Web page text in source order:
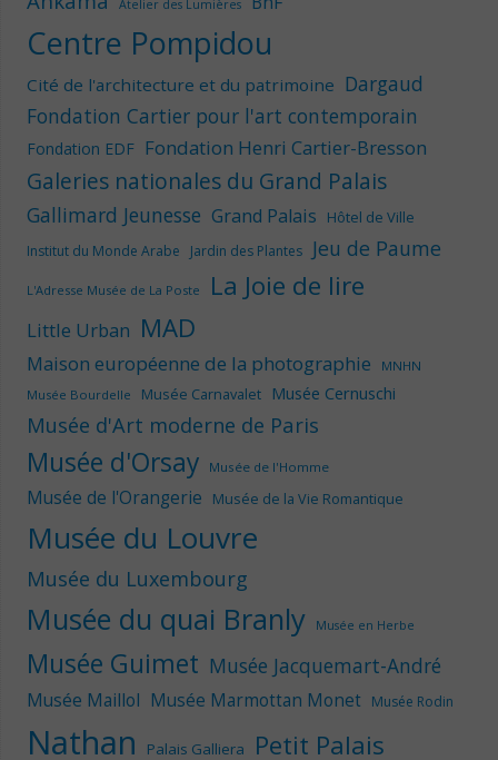
Atelier des Lumières
Centre Pompidou
Cité de l'architecture et du patrimoine Dargaud
Fondation Cartier pour l'art contemporain
Fondation EDF Fondation Henri Cartier-Bresson
Galeries nationales du Grand Palais
Gallimard Jeunesse Grand Palais Hôtel de Ville
Institut du Monde Arabe Jardin des Plantes Jeu de Paume
L'Adresse Musée de La Poste La Joie de lire
Little Urban MAD
Maison européenne de la photographie
MNHN
Musée Bourdelle
Musée Carnavalet Musée Cernuschi
Musée d'Art moderne de Paris
Musée d'Orsay Musée de l'Homme
Musée de l'Orangerie Musée de la Vie Romantique
Musée du Louvre
Musée du Luxembourg
Musée du quai Branly Musée en Herbe
Musée Guimet Musée Jacquemart-André
Musée Maillol Musée Marmottan Monet Musée Rodin
Nathan Palais Galliera Petit Palais